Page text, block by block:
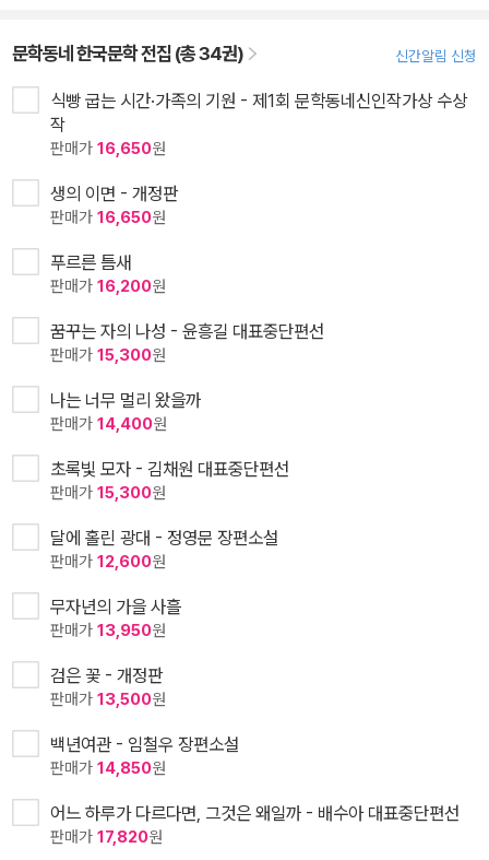
문학동네 한국문학 전집 (총 34권) 신간알림 신청
식빵 굽는 시간·가족의 기원 - 제1회 문학동네신인작가상 수상
작
판매가 16,650원
생의 이면 - 개정판
판매가 16,650원
푸르른 틈새
판매가 16,200원
꿈꾸는 자의 나성 - 윤흥길 대표중단편선
판매가 15,300원
나는 너무 멀리 왔을까
판매가 14,400원
초록빛 모자 - 김채원 대표중단편선
판매가 15,300원
달에 홀린 광대 - 정영문 장편소설
판매가 12,600원
무자년의 가을 사흘
판매가 13,950원
검은 꽃 - 개정판
판매가 13,500원
백년여관 - 임철우 장편소설
판매가 14,850원
어느 하루가 다르다면, 그것은 왜일까 - 배수아 대표중단편선
판매가 17,820원